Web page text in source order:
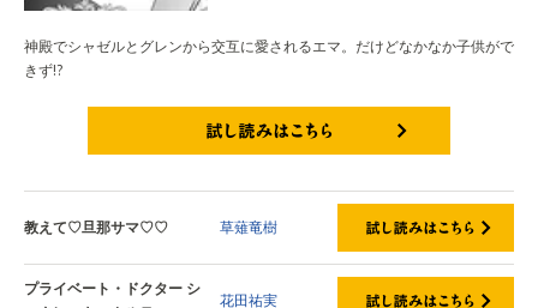
神殿でシャゼルとグレンから交互に愛されるエマ。だけどなかなか子供がで
きず!?
教えて♡旦那サマ♡♡ 草薙竜樹
プライベート・ドクター シ
花田祐実